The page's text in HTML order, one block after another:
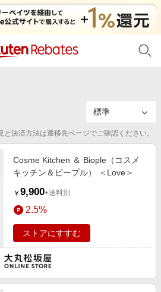
小物
録
決済方法は遷移先ページでご確認ください。
Cosme Kitchen ＆ Biople（コスメ
キッチン＆ビープル） ＜Love＞
￥ 9,900+送料別
2.5%
ストアにすすむ